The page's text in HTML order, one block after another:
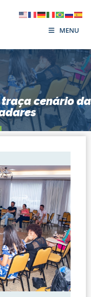
MENU
cenário da